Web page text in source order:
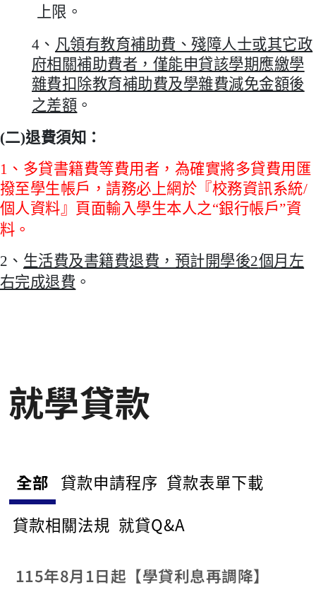
上限。
4 、 凡領有教育補助費、殘障人士或其它政
府相關補助費者，僅能申貸該學期應繳學
雜費扣除教育補助費及學雜費減免金額後
之差額 。
(二)退費須知：
1 、多貸書籍費等費用者，為確實將多貸費用匯
撥至學生帳戶，請務必上網於『校務資訊系統/
個人資料』頁面輸入學生本人之“銀行帳戶”資
料。
2 、 生活費及書籍費退費，預計開學後2個月左
右完成退費 。
就學貸款
全部 貸款申請程序 貸款表單下載
貸款相關法規 就貸Q&A
115年8月1日起【學貸利息再調降】